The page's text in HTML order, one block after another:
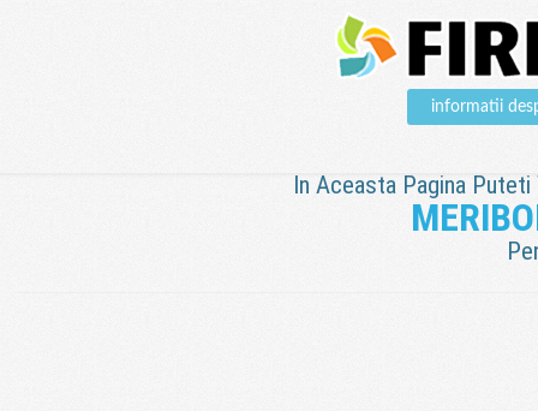
informatii
In Aceasta Pagina